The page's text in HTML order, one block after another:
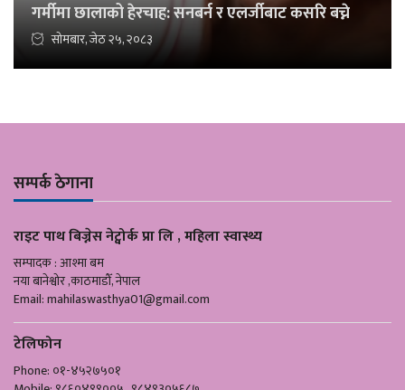
गर्मीमा छालाको हेरचाह: सनबर्न र एलर्जीबाट कसरि बच्ने
सोमबार, जेठ २५, २०८३
सम्पर्क ठेगाना
राइट पाथ बिज्नेस नेट्वोर्क प्रा लि , महिला स्वास्थ्य
सम्पादक : आश्मा बम
नया बानेश्वोर ,काठमाडौँ, नेपाल
Email:mahilaswasthya01@gmail.com
टेलिफोन
Phone: ०१-४५२७५०१